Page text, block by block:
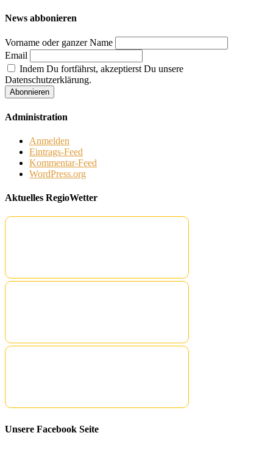
News abbonieren
Vorname oder ganzer Name
Email
Indem Du fortfährst, akzeptierst Du unsere
Datenschutzerklärung.
Administration
Anmelden
Eintrags-Feed
Kommentar-Feed
WordPress.org
Aktuelles RegioWetter
Unsere Facebook Seite